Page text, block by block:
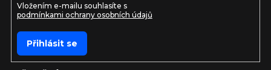
Vložením e-mailu souhlasíte s
podmínkami ochrany osobních údajů
Přihlásit se